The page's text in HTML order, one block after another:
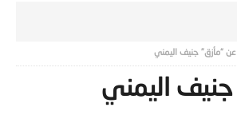
عن “مأزق” جنيف اليمني
اليمني